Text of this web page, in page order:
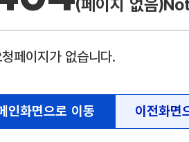
(페이지 없음)
페이지가 없습니다.
인화면으로 이동 이전화면